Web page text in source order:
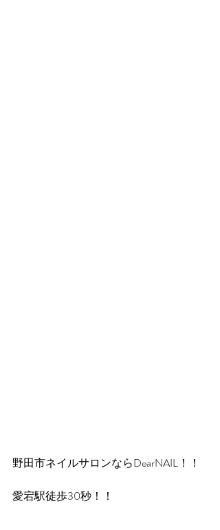
野田市ネイルサロンならDearNAIL！！
愛宕駅徒歩30秒！！